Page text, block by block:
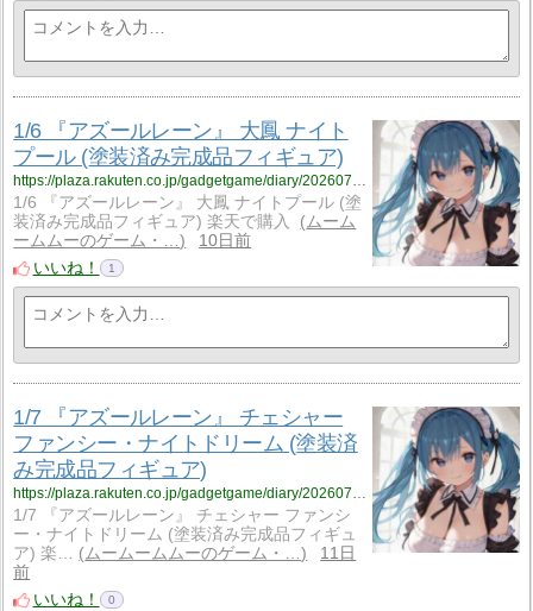
1/6 『アズールレーン』 大鳳 ナイト
プール (塗装済み完成品フィギュア)
https://plaza.rakuten.co.jp/gadgetgame/diary/202607270000/
1/6 『アズールレーン』 大鳳 ナイトプール (塗
装済み完成品フィギュア) 楽天で購入
ムーム
ームムーのゲーム・…
10日前
いいね！
1
1/7 『アズールレーン』 チェシャー
ファンシー・ナイトドリーム (塗装済
み完成品フィギュア)
https://plaza.rakuten.co.jp/gadgetgame/diary/202607260000/
1/7 『アズールレーン』 チェシャー ファンシ
ー・ナイトドリーム (塗装済み完成品フィギュ
ア) 楽…
ムームームムーのゲーム・…
11日
前
いいね！
0